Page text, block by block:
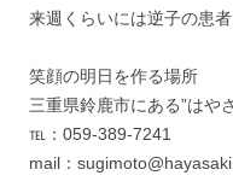
来週くらいには逆子の患
笑顔の明日を作る場所
三重県鈴鹿市にある”はや
℡：059-389-7241
mail：